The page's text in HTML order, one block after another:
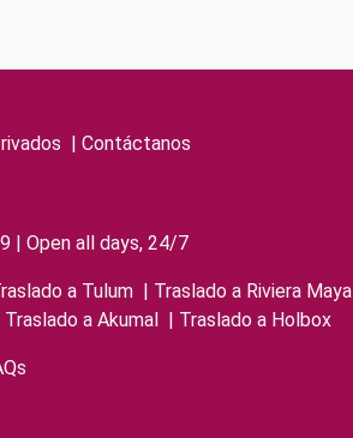
| Contáctanos
| Open all days, 24/7
a Tulum | Traslado a Riviera Maya
Traslado a Akumal | Traslado a Holbox